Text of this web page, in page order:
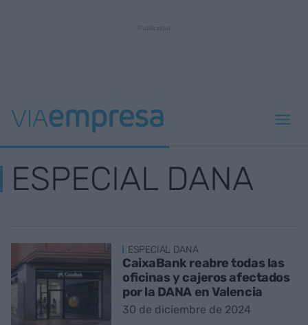
ESPECIAL DANA
ESPECIAL DANA
CaixaBank reabre todas las
oficinas y cajeros afectados
por la DANA en Valencia
30 de diciembre de 2024